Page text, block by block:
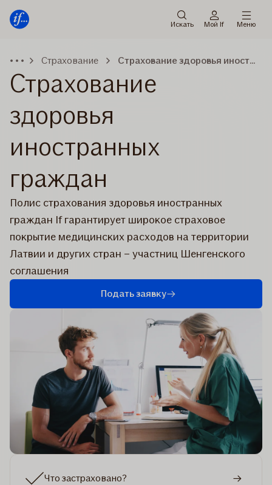
Искать Мой If Меню
Страхование Страхование здоровья иностранных граждан
Страхование
здоровья
иностранных
граждан
Полис страхования здоровья иностранных
граждан If гарантирует широкое страховое
покрытие медицинских расходов на территории
Латвии и других стран – участниц Шенгенского
соглашения
Подать заявку
Что застраховано?